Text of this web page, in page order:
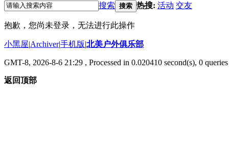
搜索 搜索 热搜: 活动 交友
抱歉，您尚未登录，无法进行此操作
小黑屋|Archiver|手机版|北美户外俱乐部
GMT-8, 2026-8-6 21:29 , Processed in 0.020410 second(s), 0
返回顶部